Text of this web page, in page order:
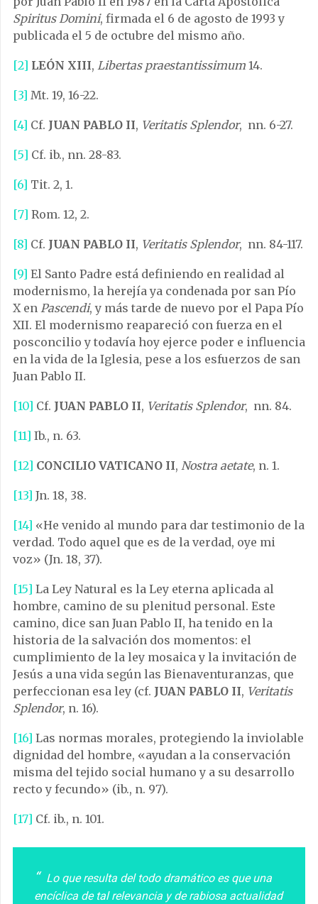
Spiritus Domini, firmada el 6 de agosto de 1993 y
publicada el 5 de octubre del mismo año.
[2] LEÓN XIII, Libertas praestantissimum 14.
[3] Mt. 19, 16-22.
[4] Cf. JUAN PABLO II, Veritatis Splendor, nn. 6-27.
[5] Cf. ib., nn. 28-83.
[6] Tit. 2, 1.
[7] Rom. 12, 2.
[8] Cf. JUAN PABLO II, Veritatis Splendor, nn. 84-117.
[9] El Santo Padre está definiendo en realidad al
modernismo, la herejía ya condenada por san Pío
X en Pascendi, y más tarde de nuevo por el Papa Pío
XII. El modernismo reapareció con fuerza en el
posconcilio y todavía hoy ejerce poder e influencia
en la vida de la Iglesia, pese a los esfuerzos de san
Juan Pablo II.
[10] Cf. JUAN PABLO II, Veritatis Splendor, nn. 84.
[11] Ib., n. 63.
[12] CONCILIO VATICANO II, Nostra aetate, n. 1.
[13] Jn. 18, 38.
[14] «He venido al mundo para dar testimonio de la
verdad. Todo aquel que es de la verdad, oye mi
voz» (Jn. 18, 37).
[15] La Ley Natural es la Ley eterna aplicada al
hombre, camino de su plenitud personal. Este
camino, dice san Juan Pablo II, ha tenido en la
historia de la salvación dos momentos: el
cumplimiento de la ley mosaica y la invitación de
Jesús a una vida según las Bienaventuranzas, que
perfeccionan esa ley (cf. JUAN PABLO II, Veritatis
Splendor, n. 16).
[16] Las normas morales, protegiendo la inviolable
dignidad del hombre, «ayudan a la conservación
misma del tejido social humano y a su desarrollo
recto y fecundo» (ib., n. 97).
[17] Cf. ib., n. 101.
Lo que resulta del todo dramático es que una
encíclica de tal relevancia y de rabiosa actualidad